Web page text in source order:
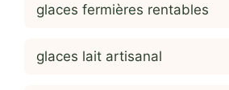
glaces fermières rentables
glaces lait artisanal